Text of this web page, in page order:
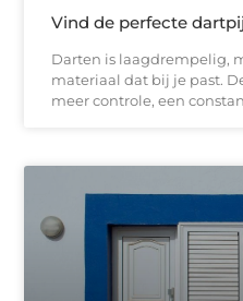
Vind de perfecte
Darten is laagdrempelig,
materiaal dat bij je past.
meer controle, een